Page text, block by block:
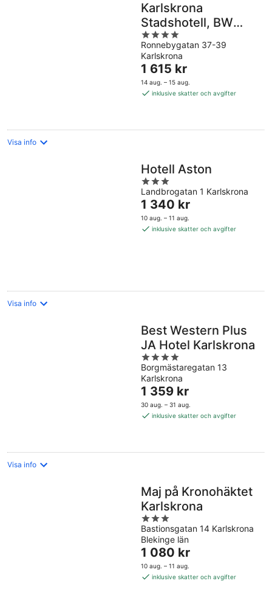
Karlskrona
Stadshotell, BW
Signature Collection
4
out
of
5
Ronnebygatan 37-39
Karlskrona
Priset
är
1 615 kr
1 615 kr
14 aug. – 15 aug.
inklusive skatter och avgifter
Visa info
Hotell Aston
3
out
of
5
Landbrogatan 1 Karlskrona
Priset
är
1 340 kr
1 340 kr
10 aug. – 11 aug.
inklusive skatter och avgifter
Visa info
Best Western Plus
JA Hotel Karlskrona
4
out
of
5
Borgmästaregatan 13
Karlskrona
Priset
är
1 359 kr
1 359 kr
30 aug. – 31 aug.
inklusive skatter och avgifter
Visa info
Maj på Kronohäktet
Karlskrona
3
out
of
5
Bastionsgatan 14 Karlskrona
Blekinge län
Priset
är
1 080 kr
1 080 kr
10 aug. – 11 aug.
inklusive skatter och avgifter